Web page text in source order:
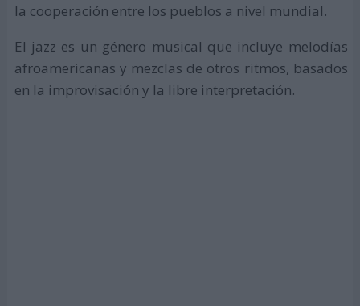
la cooperación entre los pueblos a nivel mundial.
El jazz es un género musical que incluye melodías
afroamericanas y mezclas de otros ritmos, basados
en la improvisación y la libre interpretación.